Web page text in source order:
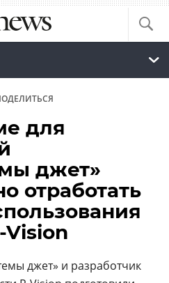
для
джет»
отработать
Vision
джет» и разработчик